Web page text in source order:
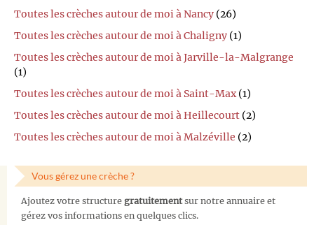
Toutes les crèches autour de moi à Nancy (26)
Toutes les crèches autour de moi à Chaligny (1)
Toutes les crèches autour de moi à Jarville-la-Malgrange
(1)
Toutes les crèches autour de moi à Saint-Max(1)
Toutes les crèches autour de moi à Heillecourt (2)
Toutes les crèches autour de moi à Malzéville (2)
Vous gérez une crèche ?
Ajoutez votre structure gratuitementsur notre annuaire et
gérez vos informations en quelques clics.